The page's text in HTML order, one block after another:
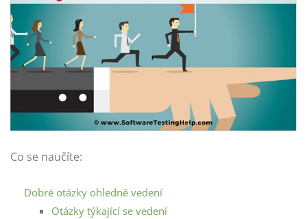
Co se naučíte:
Dobré otázky ohledně vedení
Otázky týkající se vedení